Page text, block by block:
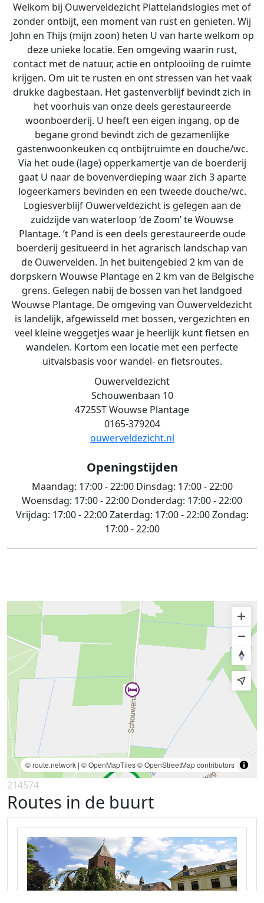
Welkom bij Ouwerveldezicht Plattelandslogies met of
zonder ontbijt, een moment van rust en genieten. Wij
John en Thijs (mijn zoon) heten U van harte welkom op
deze unieke locatie. Een omgeving waarin rust,
contact met de natuur, actie en ontplooiing de ruimte
krijgen. Om uit te rusten en ont stressen van het vaak
drukke dagbestaan. Het gastenverblijf bevindt zich in
het voorhuis van onze deels gerestaureerde
woonboerderij. U heeft een eigen ingang, op de
begane grond bevindt zich de gezamenlijke
gastenwoonkeuken cq ontbijtruimte en douche/wc.
Via het oude (lage) opperkamertje van de boerderij
gaat U naar de bovenverdieping waar zich 3 aparte
logeerkamers bevinden en een tweede douche/wc.
Logiesverblijf Ouwerveldezicht is gelegen aan de
zuidzijde van waterloop ‘de Zoom’ te Wouwse
Plantage. ’t Pand is een deels gerestaureerde oude
boerderij gesitueerd in het agrarisch landschap van
de Ouwervelden. In het buitengebied 2 km van de
dorpskern Wouwse Plantage en 2 km van de Belgische
grens. Gelegen nabij de bossen van het landgoed
Wouwse Plantage. De omgeving van Ouwerveldezicht
is landelijk, afgewisseld met bossen, vergezichten en
veel kleine weggetjes waar je heerlijk kunt fietsen en
wandelen. Kortom een locatie met een perfecte
uitvalsbasis voor wandel- en fietsroutes.
Ouwerveldezicht
Schouwenbaan 10
4725ST Wouwse Plantage
0165-379204
ouwerveldezicht.nl
Openingstijden
Maandag: 17:00 - 22:00Dinsdag: 17:00 - 22:00
Woensdag: 17:00 - 22:00 Donderdag: 17:00 - 22:00
Vrijdag: 17:00 - 22:00Zaterdag: 17:00 - 22:00Zondag:
17:00 - 22:00
© route.network | © OpenMapTiles© OpenStreetMap contributors
214574
Routes in de buurt